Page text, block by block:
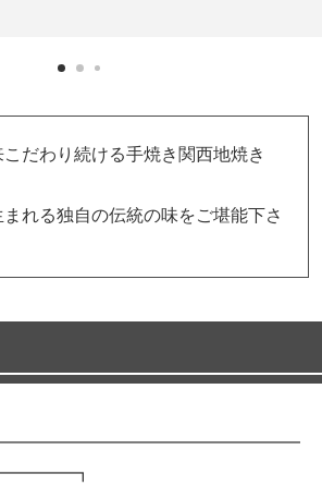
だわり続ける手焼き関西地焼き
れる独自の伝統の味をご堪能下さ